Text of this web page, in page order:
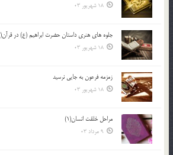
18 شهریور 03
جلوه هاي هنري داستان حضرت ابراهيم (ع) در قرآن(3)
18 شهریور 03
زمزمه فرعون به جايي نرسيد
18 شهریور 03
مراحل خلقت انسان(1)
9 مرداد 03